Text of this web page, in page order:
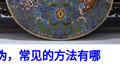
，常见的方法有哪